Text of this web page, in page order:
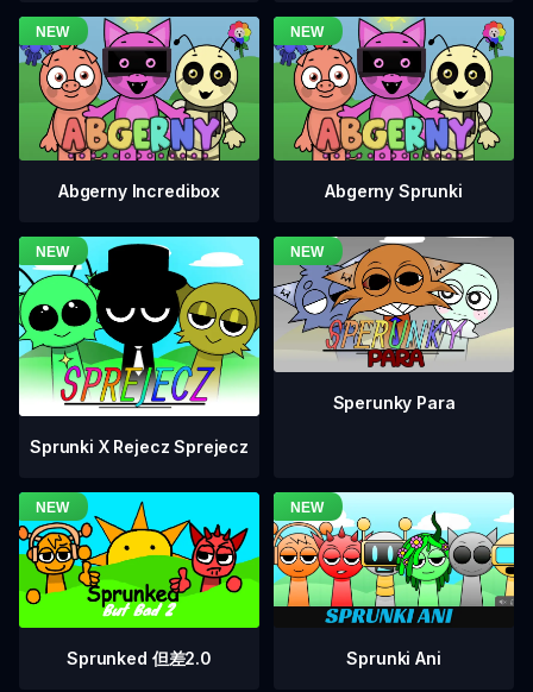
Abgerny Incredibox Abgerny Sprunki
Sprunki X Rejecz Sprejecz
Sperunky Para
Sprunked 但差2.0 Sprunki Ani